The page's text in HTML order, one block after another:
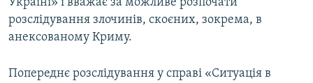
розслідування злочинів, скоєних, зокрема, в
анексованому Криму.
Попереднє розслідування у справі «Ситуація в